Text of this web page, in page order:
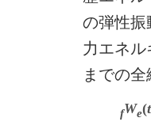
の弾性振
力エネル
までの
fWe(t